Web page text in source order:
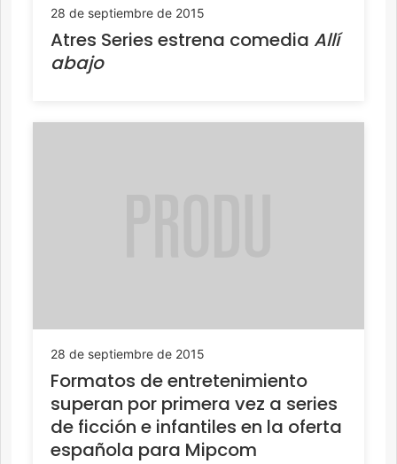
28 de septiembre de 2015
Atres Series estrena comedia Allí
abajo
28 de septiembre de 2015
Formatos de entretenimiento
superan por primera vez a series
de ficción e infantiles en la oferta
española para Mipcom